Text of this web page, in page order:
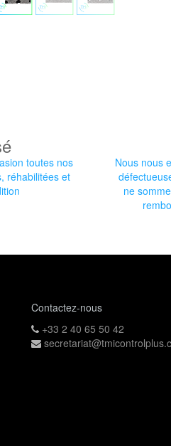
toutes nos
réhabilitées et
Nous nous
ne
Contactez-nous
+33 2 40 65 50 42